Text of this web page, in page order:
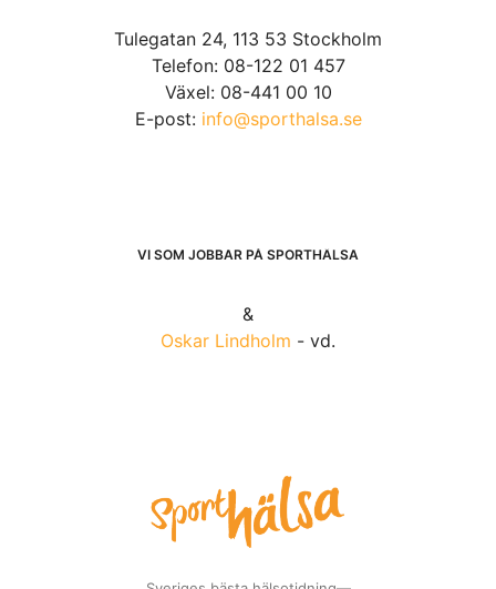
Tulegatan 24, 113 53 Stockholm
Telefon: 08-122 01 457
Växel: 08-441 00 10
E-post: info@sporthalsa.se
VI SOM JOBBAR PÅ SPORTHÄLSA
&
Oskar Lindholm - vd.